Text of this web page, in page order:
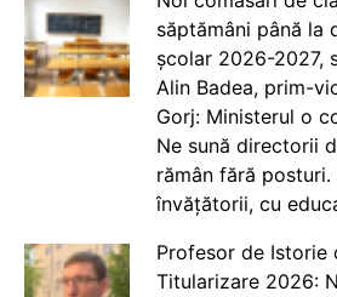
săptămâni până la
școlar 2026-2027,
Alin Badea, prim-
Gorj: Ministerul o
Ne sună directorii
rămân fără
învățătorii, cu
Profesor de Istorie
Titularizare 2026: